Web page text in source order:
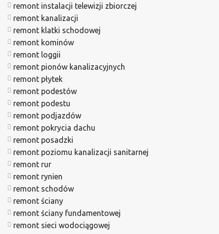
remont instalacji telewizji zbiorczej
remont kanalizacji
remont klatki schodowej
remont kominów
remont loggii
remont pionów kanalizacyjnych
remont płytek
remont podestów
remont podestu
remont podjazdów
remont pokrycia dachu
remont posadzki
remont poziomu kanalizacji sanitarnej
remont rur
remont rynien
remont schodów
remont ściany
remont ściany fundamentowej
remont sieci wodociągowej